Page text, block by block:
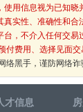
，使用信息视为已知
真实性、准确性和
台，不介入任何交
费用、选择见面
络黑手，谨防网络诈
才信息